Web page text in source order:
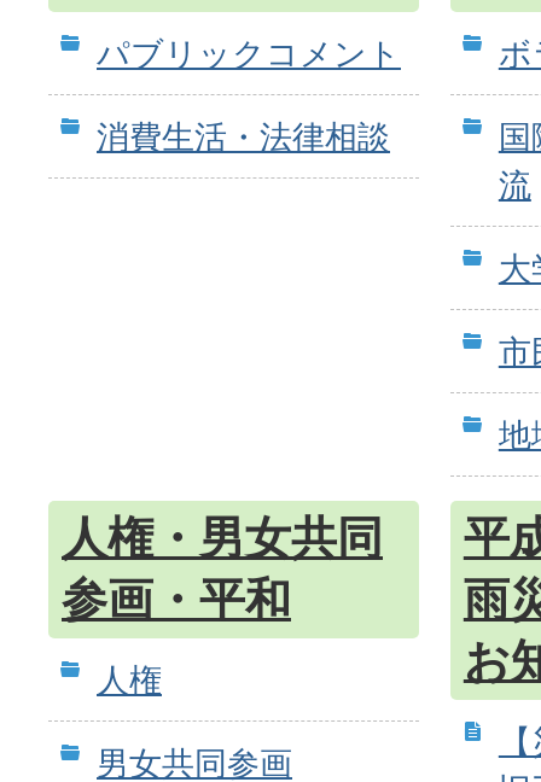
パブリックコメント
消費生活・法律相談
ボ
流
大
市
地
人権・男女共同
参画・平和
人権
男女共同参画
平
雨
お